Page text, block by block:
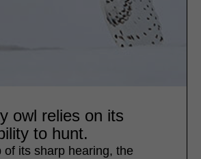
owl relies on its
to hunt.
of its sharp hearing, the